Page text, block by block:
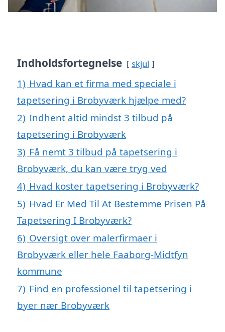
Indholdsfortegnelse skjul
1) Hvad kan et firma med speciale i
tapetsering i Brobyværk hjælpe med?
2) Indhent altid mindst 3 tilbud på
tapetsering i Brobyværk
3) Få nemt 3 tilbud på tapetsering i
Brobyværk, du kan være tryg ved
4) Hvad koster tapetsering i Brobyværk?
5) Hvad Er Med Til At Bestemme Prisen På
Tapetsering I Brobyværk?
6) Oversigt over malerfirmaer i
Brobyværk eller hele Faaborg-Midtfyn
kommune
7) Find en professionel til tapetsering i
byer nær Brobyværk